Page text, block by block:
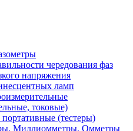
чередования фаз
напряжения
ламп
токовые)
(тестеры)
Миллиомметры, Омметры